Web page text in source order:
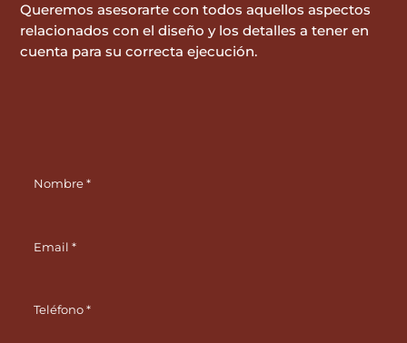
Queremos asesorarte con todos aquellos aspectos
relacionados con el diseño y los detalles a tener en
cuenta para su correcta ejecución.